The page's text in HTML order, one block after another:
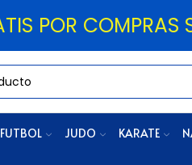
POR
FUTBOL JUDO KARATE